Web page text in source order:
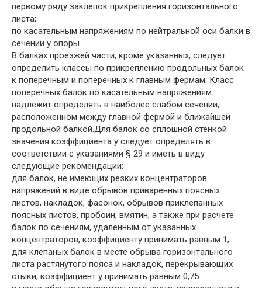
первому ряду заклепок прикрепления горизонтального
листа;
по касательным напряжениям по нейтральной оси балки в
сечении у опоры.
В балках проезжей части, кроме указанных, следует
определить классы по прикреплению продольных балок
к поперечным и поперечных к главным фермам. Класс
поперечных балок по касательным напряжениям
надлежит определять в наиболее слабом сечении,
расположенном между главной фермой и ближайшей
продольной балкой.Для балок со сплошной стенкой
значения коэффициента y следует определять в
соответствии с указаниями § 29 и иметь в виду
следующие рекомендации:
для балок, не имеющих резких концентраторов
напряжений в виде обрывов приваренных поясных
листов, накладок, фасонок, обрывов приклепанных
поясных листов, пробоин, вмятин, а также при расчете
балок по сечениям, удаленным от указанных
концентраторов, коэффициенту принимать равным 1;
для клепаных балок в месте обрыва горизонтального
листа растянутого пояса и накладок, перекрывающих
стыки, коэффициент у принимать равным 0,75.